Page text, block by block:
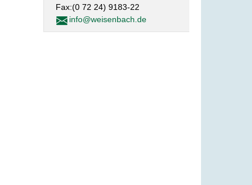
Fax:(0 72 24) 9183-22
info@weisenbach.de